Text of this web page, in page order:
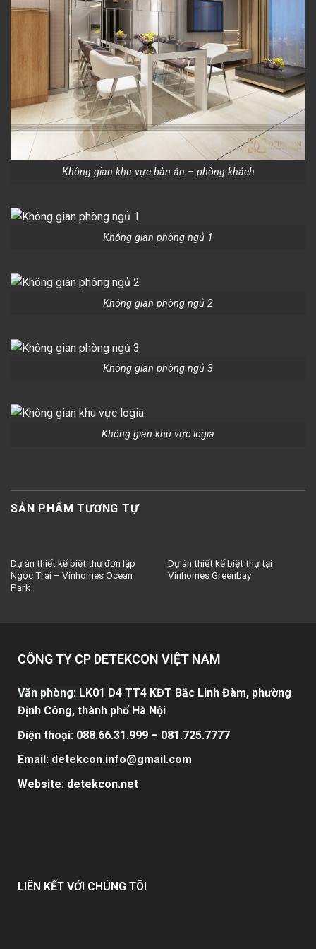
Không gian khu vực bàn ăn – phòng khách
Không gian phòng ngủ 1
Không gian phòng ngủ 2
Không gian phòng ngủ 3
Không gian khu vực logia
SẢN PHẨM TƯƠNG TỰ
Dự án thiết kế biệt thự đơn lập
Ngọc Trai – Vinhomes Ocean
Park
Dự án thiết kế biệt thự tại
Vinhomes Greenbay
CÔNG TY CP DETEKCON VIỆT NAM
Văn phòng: LK01 D4 TT4 KĐT Bắc Linh Đàm, phường
Định Công, thành phố Hà Nội
Điện thoại: 088.66.31.999 – 081.725.7777
Email: detekcon.info@gmail.com
Website: detekcon.net
LIÊN KẾT VỚI CHÚNG TÔI